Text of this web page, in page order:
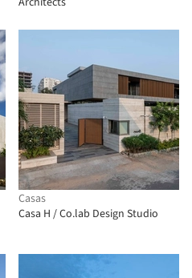
Casas
Casa H / Co.lab Design Studio